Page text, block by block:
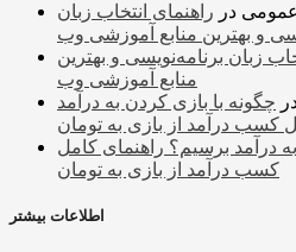
در راهنمای انتخاب زبان
و بهترین منابع آموزشی وب
زبان برنامه‌نویسی و بهترین
منابع آموزشی وب
چگونه با بازی کردن به درآمد
کسب درآمد از بازی به تومان
درآمد برسیم؟ راهنمای کامل
کسب درآمد از بازی به تومان
اطلاعات بیشتر